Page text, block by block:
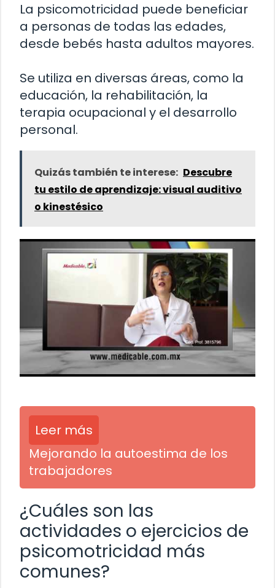
La psicomotricidad puede beneficiar
a personas de todas las edades,
desde bebés hasta adultos mayores.
Se utiliza en diversas áreas, como la
educación, la rehabilitación, la
terapia ocupacional y el desarrollo
personal.
Quizás también te interese: Descubre
tu estilo de aprendizaje: visual auditivo
o kinestésico
Leer más
Mejorando la autoestima de los
trabajadores
¿Cuáles son las
actividades o ejercicios de
psicomotricidad más
comunes?